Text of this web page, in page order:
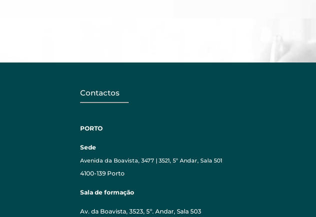
Contactos
PORTO
Sede
Avenida da Boavista, 3477 | 3521, 5º Andar, Sala 501
4100-139 Porto
Sala de formação
Av. da Boavista, 3523, 5º. Andar, Sala 503